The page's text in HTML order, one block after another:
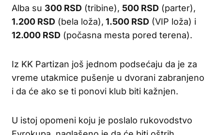
Alba su 300 RSD (tribine), 500 RSD (parter),
1.200 RSD (bela loža), 1.500 RSD (VIP loža) i
12.000 RSD (počasna mesta pored terena).
Iz KK Partizan još jednom podsećaju da je za
vreme utakmice pušenje u dvorani zabranjeno
i da će ako se ti ponovi klub biti kažnjen.
U istoj opomeni koju je poslalo rukovodstvo